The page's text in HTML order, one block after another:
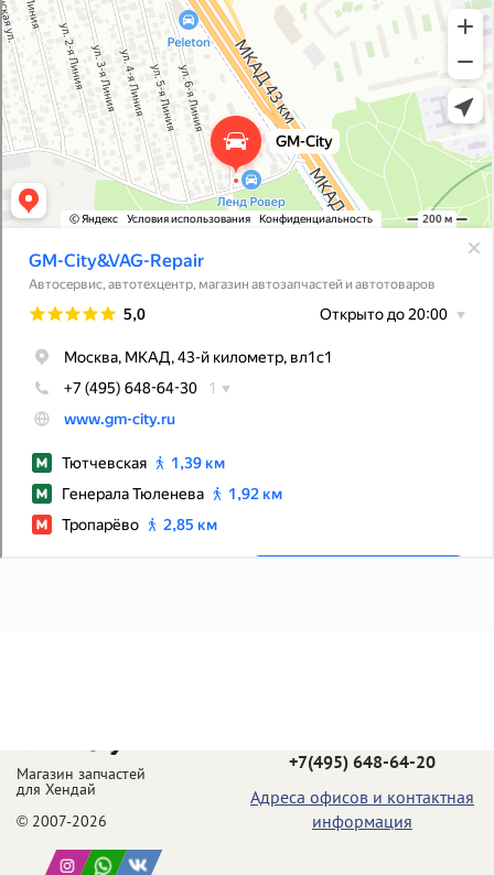
Магазин запчастей
для Хендай
© 2007-2026
+7(495) 648-64-20
Адреса офисов и контактная
информация